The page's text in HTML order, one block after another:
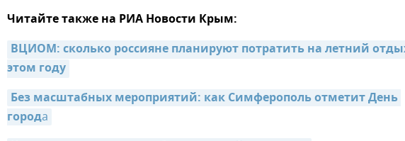
Читайте также на РИА Новости Крым:
ВЦИОМ: сколько россияне планируют потратить на летний
этом году
Без масштабных мероприятий: как Симферополь отметит День
города